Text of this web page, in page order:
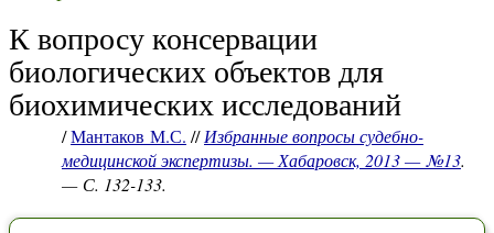
К вопросу консервации
биологических объектов для
биохимических исследований
/Мантаков М.С. //Избранные вопросы судебно-
медицинской экспертизы. — Хабаровск, 2013 — №13.
— С. 132-133.